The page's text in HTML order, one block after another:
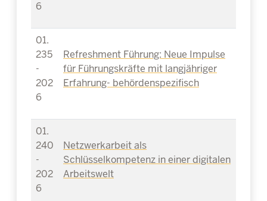
6
01.
235
-
202
6
Refreshment Führung: Neue Impulse
für Führungskräfte mit langjähriger
Erfahrung- behördenspezifisch
01.
240
-
202
6
Netzwerkarbeit als
Schlüsselkompetenz in einer digitalen
Arbeitswelt